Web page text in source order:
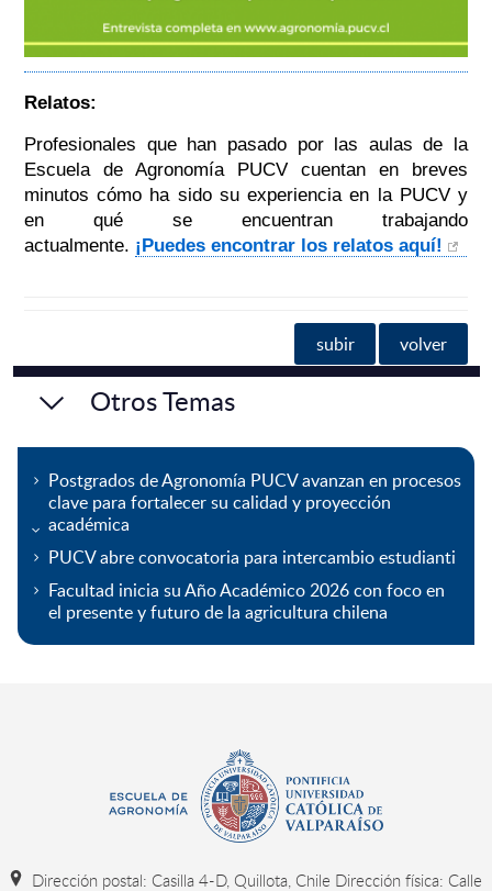
Relatos:
Profesionales que han pasado por las aulas de la
Escuela de Agronomía PUCV cuentan en breves
minutos cómo ha sido su experiencia en la PUCV y
en qué se encuentran trabajando
actualmente. ¡Puedes encontrar los relatos aquí!
subir volver
Otros Temas
Postgrados de Agronomía PUCV avanzan en procesos
clave para fortalecer su calidad y proyección
académica
PUCV abre convocatoria para intercambio estudianti
Facultad inicia su Año Académico 2026 con foco en
el presente y futuro de la agricultura chilena
Dirección postal: Casilla 4-D, Quillota, Chile Dirección física: Calle